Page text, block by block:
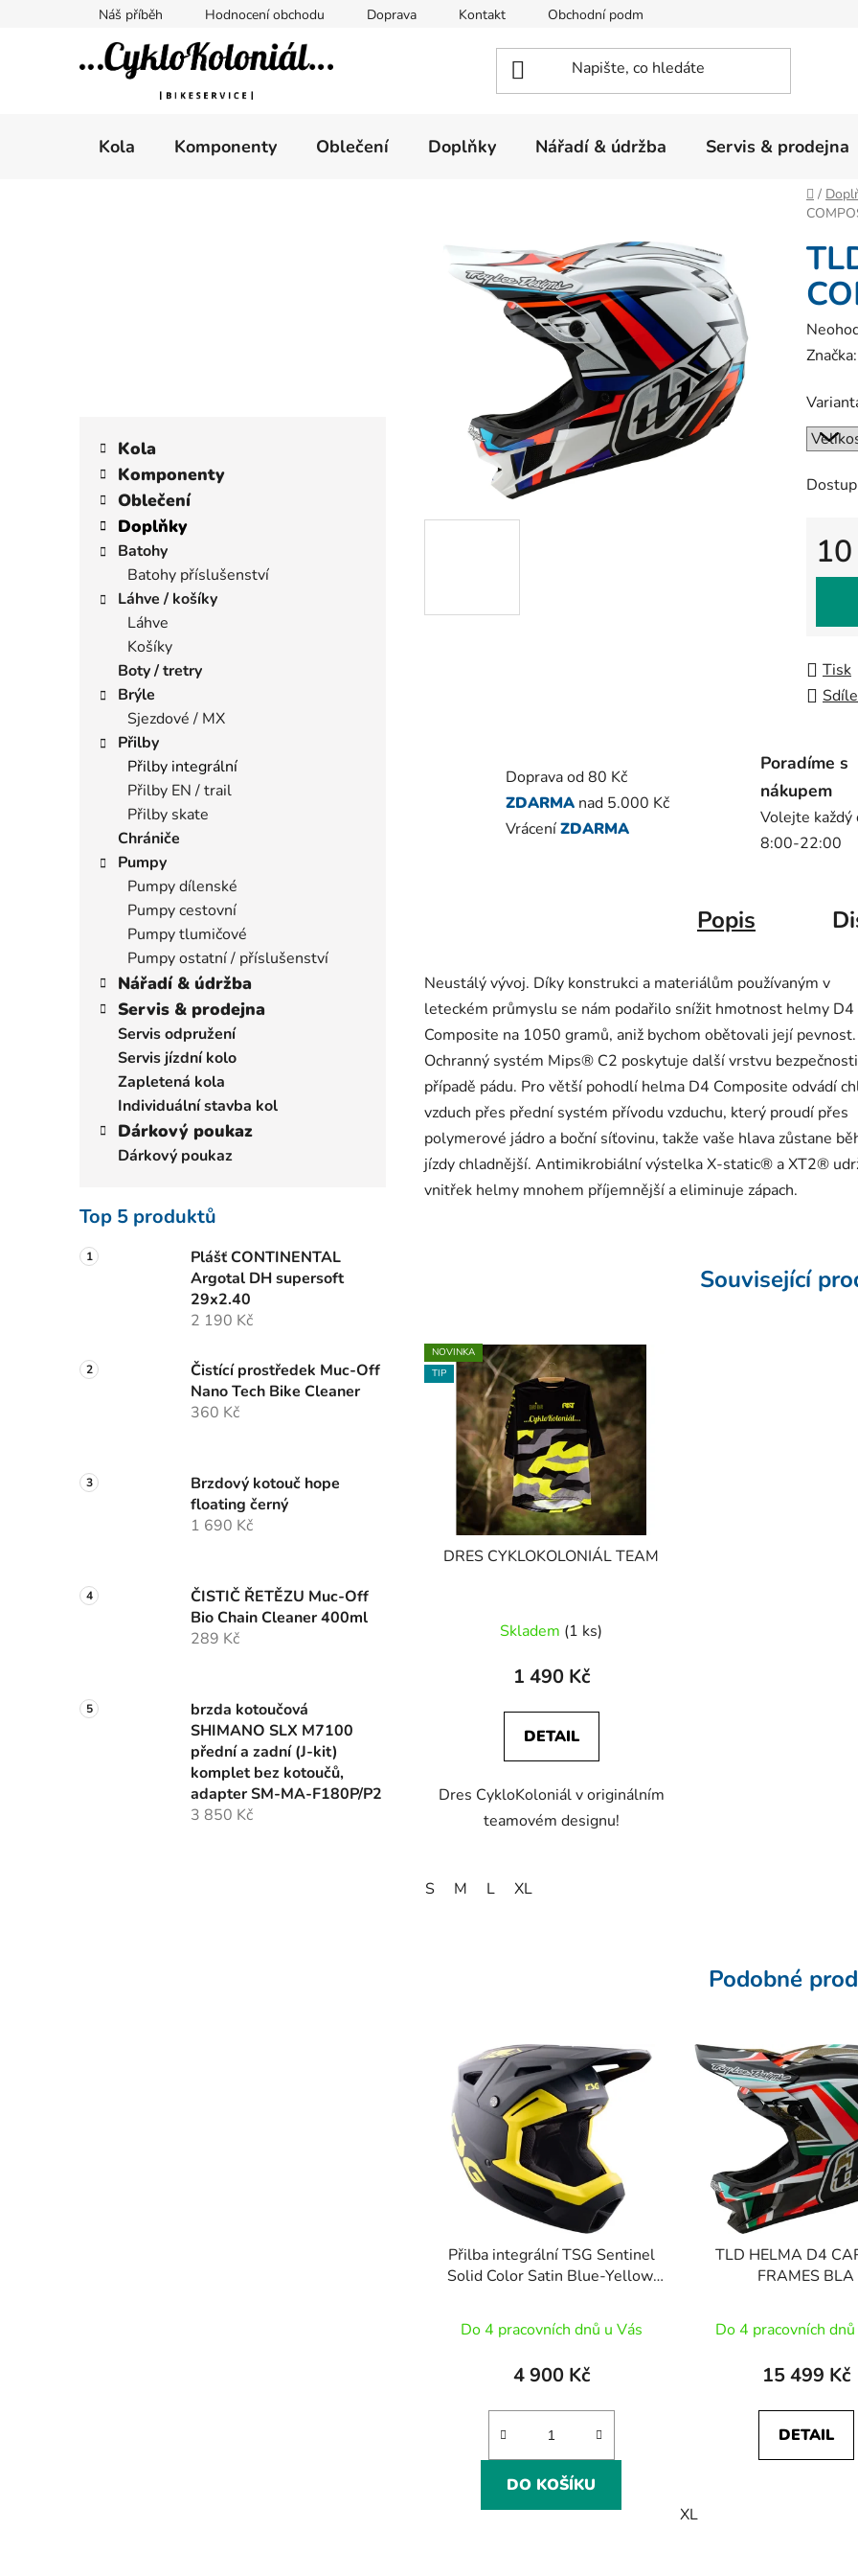
Náš příběh Hodnocení obchodu Doprava Kontakt Obchodní podmínky
Kola Komponenty Oblečení Doplňky Nářadí & údržba Servis & prodejna
Domů
/
kategorie
Kola
Komponenty
Oblečení
Doplňky
Batohy
Batohy příslušenství
Láhve / košíky
Láhve
Košíky
Boty / tretry
Brýle
Sjezdové / MX
Přilby
Přilby integrální
Přilby EN / trail
Přilby skate
Chrániče
Pumpy
Pumpy dílenské
Pumpy cestovní
Pumpy tlumičové
Pumpy ostatní / příslušenství
Nářadí & údržba
Servis & prodejna
Servis odpružení
Servis jízdní kolo
Zapletená kola
Individuální stavba kol
Dárkový poukaz
Dárkový poukaz
Top 5 produktů
Plášť CONTINENTAL
Argotal DH supersoft
29x2.40
2 190 Kč
Čistící prostředek Muc-Off
Nano Tech Bike Cleaner
360 Kč
Brzdový kotouč hope
floating černý
1 690 Kč
ČISTIČ ŘETĚZU Muc-Off
Bio Chain Cleaner 400ml
289 Kč
brzda kotoučová
SHIMANO SLX M7100
přední a zadní (J-kit)
komplet bez kotoučů,
adapter SM-MA-F180P/P2
3 850 Kč
je
0,0
z
5
Tisk
Doprava od 80 Kč
ZDARMA nad 5.000 Kč
VráceníZDARMA
Poradíme s
nákupem
Volejte každý
8:00-22:00
Popis
Neustálý vývoj. Díky konstrukci a materiálům používaným v
leteckém průmyslu se nám podařilo snížit hmotnost helmy D4
Composite na 1050 gramů, aniž bychom obětovali její pevnost.
Ochranný systém Mips® C2 poskytuje další vrstvu
případě pádu. Pro větší pohodlí helma D4 Composite odvádí
vzduch přes přední systém přívodu vzduchu, který proudí přes
polymerové jádro a boční síťovinu, takže vaše hlava zůstane
jízdy chladnější. Antimikrobiální výstelka X-static® a XT2®
vnitřek helmy mnohem příjemnější a eliminuje zápach.
Související
NOVINKA
TIP
DRES CYKLOKOLONIÁL TEAM
Skladem (1 ks)
1 490 Kč
DETAIL
Dres CykloKoloniál v originálním
teamovém designu!
S M L XL
Podobné
Přilba integrální TSG Sentinel
Solid Color Satin Blue-Yellow,
Do 4 pracovních dnů u Vás
4 900 Kč
DO KOŠÍKU
TLD HELMA D4
FRAMES BLA
Do 4 pracovních
15 499 Kč
DETAIL
XL